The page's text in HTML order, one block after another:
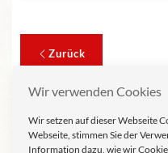
Wir verwenden Cookies
Wir setzen auf dieser Webseite
Webseite, stimmen Sie der
Information dazu, wie wir
Zurück
ÜBER UNS